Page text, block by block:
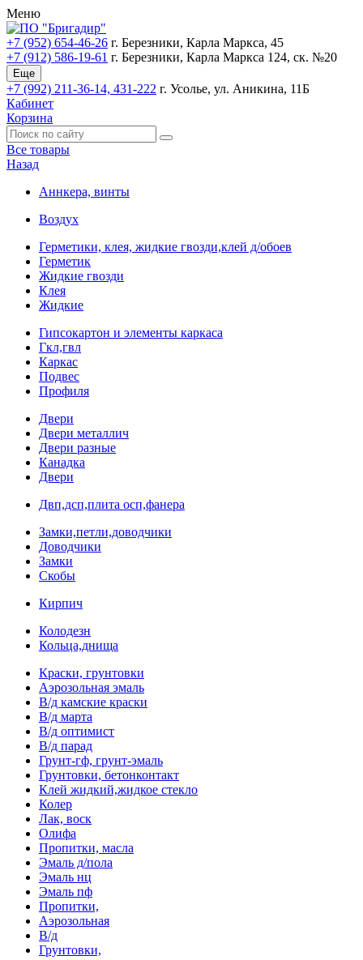
Меню
+7 (952) 654-46-26 г. Березники, Карла Маркса, 45
+7 (912) 586-19-61 г. Березники, Карла Маркса 124, ск. №20
Еще
+7 (992) 211-36-14, 431-222 г. Усолье, ул. Аникина, 11Б
Кабинет
Корзина
Все товары
Назад
Аннкера, винты
Воздух
Герметики, клея, жидкие гвозди,клей д/обоев
Герметик
Жидкие гвозди
Клея
Жидкие
Гипсокартон и элементы каркаса
Гкл,гвл
Каркас
Подвес
Профиля
Двери
Двери металлич
Двери разные
Канадка
Двери
Двп,дсп,плита осп,фанера
Замки,петли,доводчики
Доводчики
Замки
Скобы
Кирпич
Колодезн
Кольца,днища
Краски, грунтовки
Аэрозольная эмаль
В/д камские краски
В/д марта
В/д оптимист
В/д парад
Грунт-гф, грунт-эмаль
Грунтовки, бетонконтакт
Клей жидкий,жидкое стекло
Колер
Лак, воск
Олифа
Пропитки, масла
Эмаль д/пола
Эмаль нц
Эмаль пф
Пропитки,
Аэрозольная
В/д
Грунтовки,